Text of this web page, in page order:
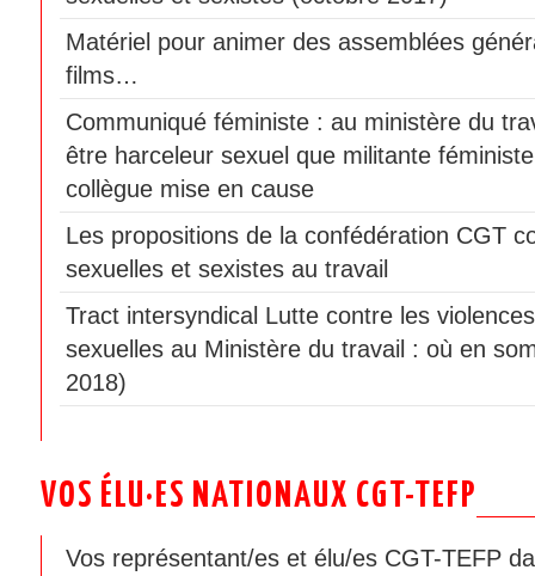
Matériel pour animer des assemblées
films…
Communiqué féministe : au ministère du
être harceleur sexuel que militante
collègue mise en cause
Les propositions de la confédération CGT
sexuelles et sexistes au travail
Tract intersyndical Lutte contre les
sexuelles au Ministère du travail : où en
2018)
VOS ÉLU·ES NATIONAUX CGT-TEFP
Vos représentant/es et élu/es CGT-TEFP